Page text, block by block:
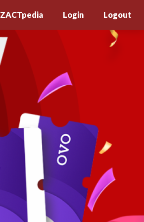
ZACTpedia Login Logout